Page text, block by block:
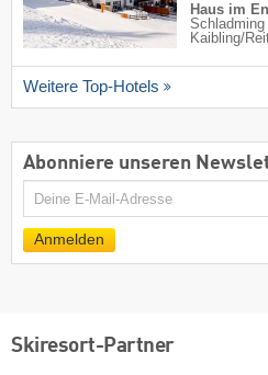
Haus im
Kaibling/​
Weitere Top-Hotels
Abonniere unseren
E-
Anmelden
Skiresort-Partner